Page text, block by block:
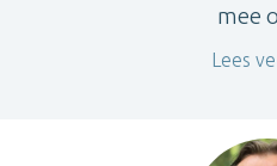
mee
Lees